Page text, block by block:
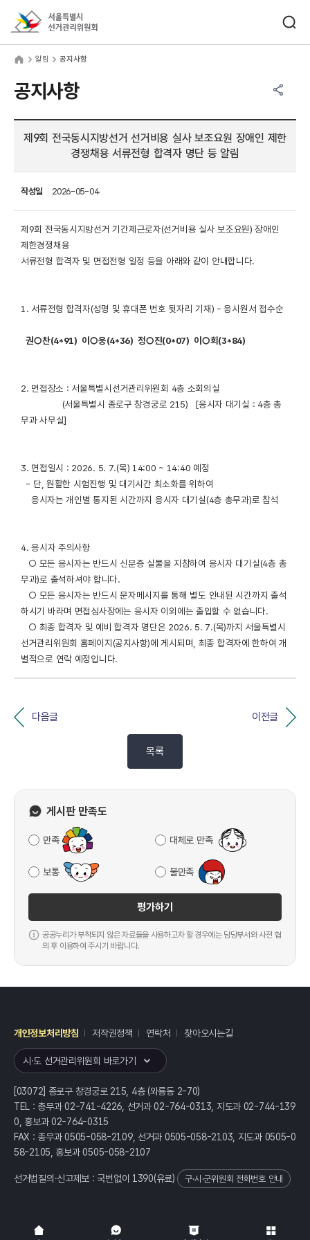
알림 공지사항
공지사항
제9회 전국동시지방선거 선거비용 실사 보조요원 장애인 제한
경쟁채용 서류전형 합격자 명단 등 알림
작성일 2026-05-04
제9회 전국동시지방선거 기간제근로자(선거비용 실사 보조요원) 장애인
제한경쟁채용
서류전형 합격자 및 면접전형 일정 등을 아래와 같이 안내합니다.
1. 서류전형 합격자(성명 및 휴대폰 번호 뒷자리 기재) - 응시원서 접수순
권○찬(4*91) 이○웅(4*36) 정○진(0*07) 이○희(3*84)
2. 면접장소 : 서울특별시선거관리위원회 4층 소회의실
(서울특별시 종로구 창경궁로 215) [응시자 대기실 : 4층 총
무과 사무실]
3. 면접일시 : 2026. 5. 7.(목) 14:00 ~ 14:40 예정
- 단, 원활한 시험진행 및 대기시간 최소화를 위하여
응시자는 개인별 통지된 시간까지 응시자 대기실(4층 총무과)로 참석
4. 응시자 주의사항
○ 모든 응시자는 반드시 신분증 실물을 지참하여 응시자 대기실(4층 총
무과)로 출석하셔야 합니다.
○ 모든 응시자는 반드시 문자메시지를 통해 별도 안내된 시간까지 출석
하시기 바라며 면접심사장에는 응시자 이외에는 출입할 수 없습니다.
○ 최종 합격자 및 예비 합격자 명단은 2026. 5. 7.(목)까지 서울특별시
선거관리위원회 홈페이지(공지사항)에 게시되며, 최종 합격자에 한하여 개
별적으로 연락 예정입니다.
다음글 이전글
목록
게시판 만족도
만족 대체로 만족
보통 불만족
평가하기
공공누리가 부착되지 않은 자료들을 사용하고자 할 경우에는 담당부서와 사전 협
의 후 이용하여 주시기 바랍니다.
개인정보처리방침 저작권정책 연락처 찾아오시는길
시·도 선거관리위원회 바로가기
[03072] 종로구 창경궁로 215, 4층 (와룡동 2-70)
TEL : 총무과 02-741-4226, 선거과 02-764-0313, 지도과 02-744-139
0, 홍보과 02-764-0315
FAX : 총무과 0505-058-2109, 선거과 0505-058-2103, 지도과 0505-0
58-2105, 홍보과 0505-058-2107
선거법질의·신고제보 : 국번없이 1390(유료) 구·시·군위원회 전화번호 안내